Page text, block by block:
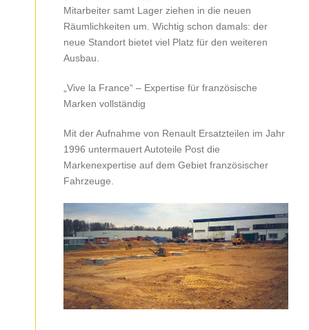
Mitarbeiter samt Lager ziehen in die neuen
Räumlichkeiten um. Wichtig schon damals: der
neue Standort bietet viel Platz für den weiteren
Ausbau.
„Vive la France“ – Expertise für französische
Marken vollständig
Mit der Aufnahme von Renault Ersatzteilen im Jahr
1996 untermauert Autoteile Post die
Markenexpertise auf dem Gebiet französischer
Fahrzeuge.